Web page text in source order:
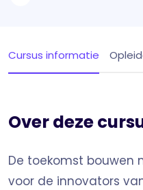
Cursus informatie
Over deze
De toekomst bouwen
voor de innovators